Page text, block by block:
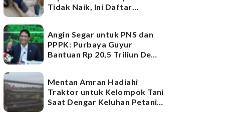
Tidak Naik, Ini Daftar
Angin Segar untuk PNS dan
PPPK: Purbaya Guyur
Bantuan Rp 20,5 Triliun Demi
Mentan Amran Hadiahi
Traktor untuk Kelompok Tani
Saat Dengar Keluhan Petani